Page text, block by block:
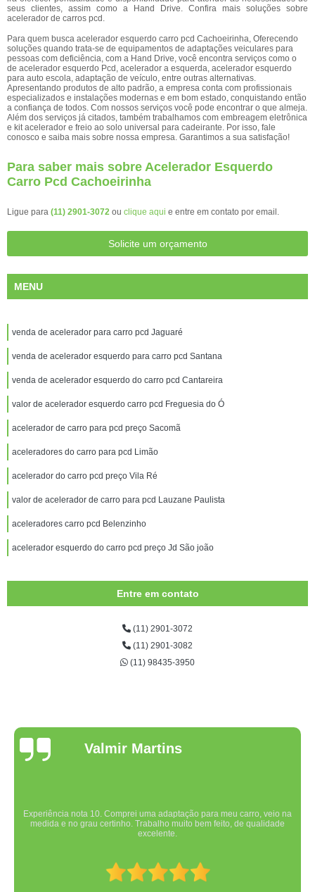
seus clientes, assim como a Hand Drive. Confira mais soluções sobre
acelerador de carros pcd.
Para quem busca acelerador esquerdo carro pcd Cachoeirinha, Oferecendo
soluções quando trata-se de equipamentos de adaptações veiculares para
pessoas com deficiência, com a Hand Drive, você encontra serviços como o
de acelerador esquerdo Pcd, acelerador a esquerda, acelerador esquerdo
para auto escola, adaptação de veículo, entre outras alternativas.
Apresentando produtos de alto padrão, a empresa conta com profissionais
especializados e instalações modernas e em bom estado, conquistando então
a confiança de todos. Com nossos serviços você pode encontrar o que almeja.
Além dos serviços já citados, também trabalhamos com embreagem eletrônica
e kit acelerador e freio ao solo universal para cadeirante. Por isso, fale
conosco e saiba mais sobre nossa empresa. Garantimos a sua satisfação!
Para saber mais sobre Acelerador Esquerdo
Carro Pcd Cachoeirinha
Ligue para (11) 2901-3072 ou clique aqui e entre em contato por email.
Solicite um orçamento
MENU
venda de acelerador para carro pcd Jaguaré
venda de acelerador esquerdo para carro pcd Santana
venda de acelerador esquerdo do carro pcd Cantareira
valor de acelerador esquerdo carro pcd Freguesia do Ó
acelerador de carro para pcd preço Sacomã
aceleradores do carro para pcd Limão
acelerador do carro pcd preço Vila Ré
valor de acelerador de carro para pcd Lauzane Paulista
aceleradores carro pcd Belenzinho
acelerador esquerdo do carro pcd preço Jd São joão
Entre em contato
(11) 2901-3072
(11) 2901-3082
(11) 98435-3950
Valmir Martins
Experiência nota 10. Comprei uma adaptação para meu carro, veio na
medida e no grau certinho. Trabalho muito bem feito, de qualidade
excelente.